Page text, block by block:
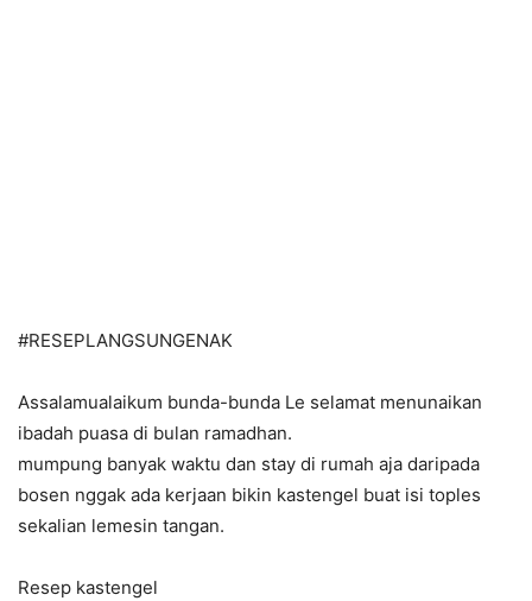
#RESEPLANGSUNGENAK
Assalamualaikum bunda-bunda Le selamat menunaikan
ibadah puasa di bulan ramadhan.
mumpung banyak waktu dan stay di rumah aja daripada
bosen nggak ada kerjaan bikin kastengel buat isi toples
sekalian lemesin tangan.
Resep kastengel